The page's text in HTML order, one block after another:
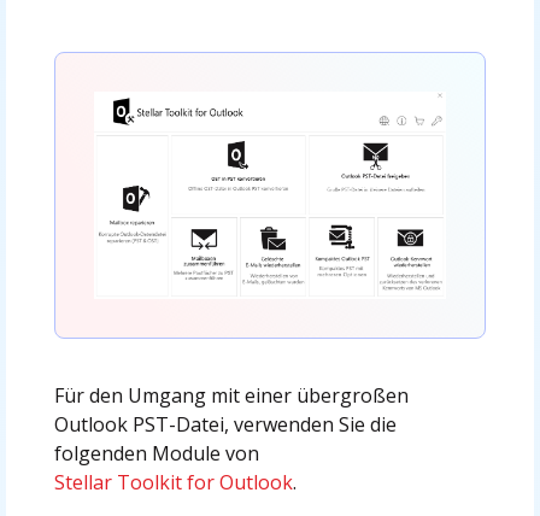
Für den Umgang mit einer übergroßen
Outlook PST-Datei, verwenden Sie die
folgenden Module von
Stellar Toolkit for Outlook.